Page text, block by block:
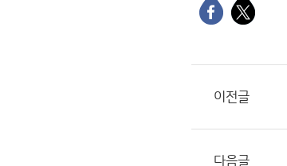
이전글
다음글